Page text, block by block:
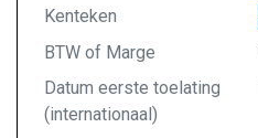
Kenteken
BTW of Marge
Datum eerste toelating
(internationaal)